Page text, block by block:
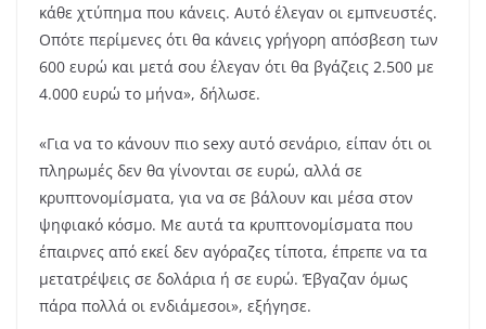
κάθε χτύπημα που κάνεις. Αυτό έλεγαν οι εμπνευστές.
Οπότε περίμενες ότι θα κάνεις γρήγορη απόσβεση των
600 ευρώ και μετά σου έλεγαν ότι θα βγάζεις 2.500 με
4.000 ευρώ το μήνα», δήλωσε.
«Για να το κάνουν πιο sexy αυτό σενάριο, είπαν ότι οι
πληρωμές δεν θα γίνονται σε ευρώ, αλλά σε
κρυπτονομίσματα, για να σε βάλουν και μέσα στον
ψηφιακό κόσμο. Με αυτά τα κρυπτονομίσματα που
έπαιρνες από εκεί δεν αγόραζες τίποτα, έπρεπε να τα
μετατρέψεις σε δολάρια ή σε ευρώ. Έβγαζαν όμως
πάρα πολλά οι ενδιάμεσοι», εξήγησε.